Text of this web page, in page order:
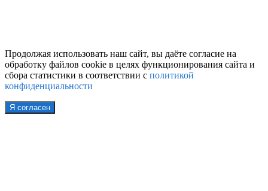
Продолжая использовать наш сайт, вы даёте согласие на
обработку файлов cookie в целях функционирования сайта и
сбора статистики в соответствии с политикой
конфиденциальности
Я согласен